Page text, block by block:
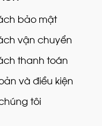
bảo mật
vận chuyển
thanh toán
và điều kiện
tôi